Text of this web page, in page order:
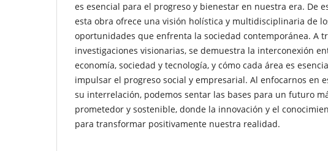
es esencial para el progreso y bienestar en nuestra era. De
esta obra ofrece una visión holística y multidisciplinaria de
oportunidades que enfrenta la sociedad contemporánea. A
investigaciones visionarias, se demuestra la interconexión
economía, sociedad y tecnología, y cómo cada área es
impulsar el progreso social y empresarial. Al enfocarnos en
su interrelación, podemos sentar las bases para un futuro
prometedor y sostenible, donde la innovación y el
para transformar positivamente nuestra realidad.